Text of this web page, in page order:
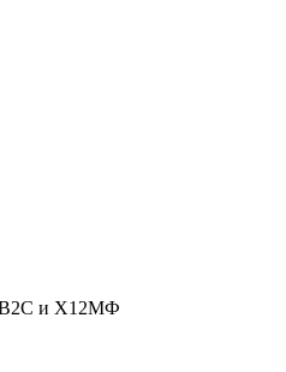
и Х12МФ